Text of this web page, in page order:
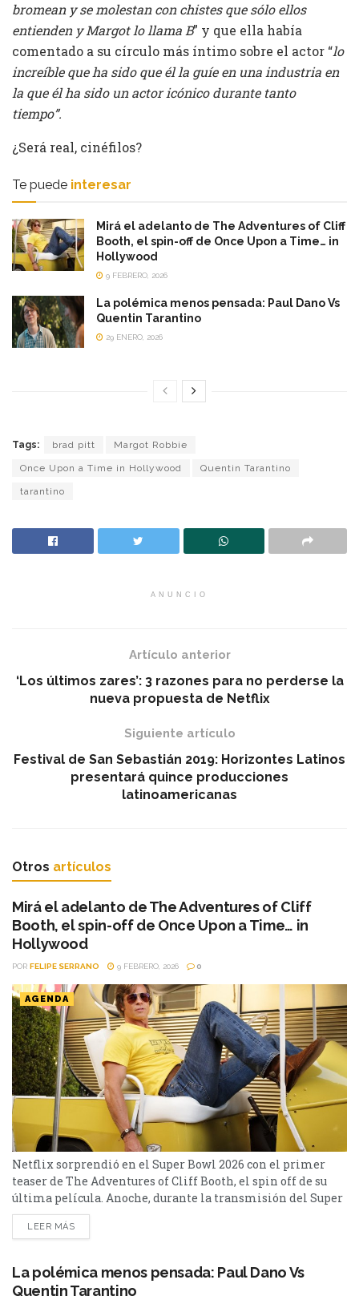
bromean y se molestan con chistes que sólo ellos
entienden y Margot lo llama B” y que ella había
comentado a su círculo más íntimo sobre el actor “lo
increíble que ha sido que él la guíe en una industria en
la que él ha sido un actor icónico durante tanto
tiempo”.
¿Será real, cinéfilos?
Te puede interesar
Mirá el adelanto de The Adventures of Cliff
Booth, el spin-off de Once Upon a Time… in
Hollywood
9 FEBRERO, 2026
La polémica menos pensada: Paul Dano Vs
Quentin Tarantino
29 ENERO, 2026
Tags: brad pitt Margot Robbie
Once Upon a Time in Hollywood Quentin Tarantino
tarantino
ANUNCIO
Artículo anterior
‘Los últimos zares’: 3 razones para no perderse la
nueva propuesta de Netflix
Siguiente artículo
Festival de San Sebastián 2019: Horizontes Latinos
presentará quince producciones
latinoamericanas
Otros artículos
Mirá el adelanto de The Adventures of Cliff
Booth, el spin-off de Once Upon a Time… in
Hollywood
POR FELIPE SERRANO 9 FEBRERO, 2026 0
AGENDA
Netflix sorprendió en el Super Bowl 2026 con el primer
teaser de The Adventures of Cliff Booth, el spin off de su
última película. Anoche, durante la transmisión del Super
Bowl, Netflix le regaló a los amantes del cine uno de los
momentos más excitantes del día: la primera mirada al
LEER MÁS
La polémica menos pensada: Paul Dano Vs
Quentin Tarantino